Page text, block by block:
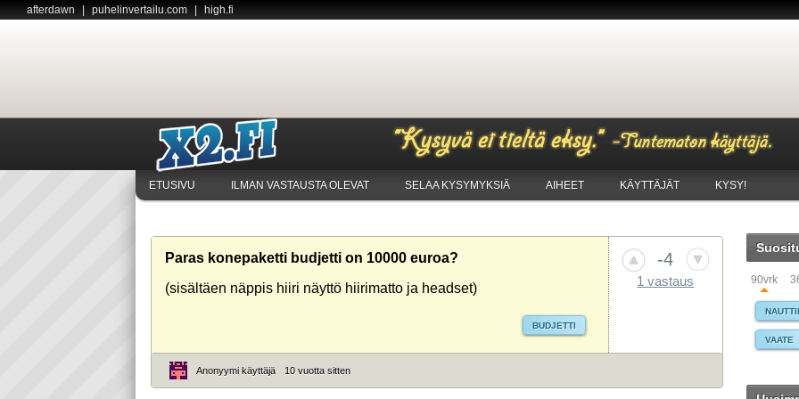
afterdawn puhelinvertailu.com high.fi
ETUSIVU ILMAN VASTAUSTA OLEVAT SELAA KYSYMYKSIÄ AIHEET KÄYTTÄJÄT KYSY!
Paras konepaketti budjetti on 10000 euroa?
(sisältäen näppis hiiri näyttö hiirimatto ja headset)
BUDJETTI
-4
1 vastaus
Anonyymi käyttäjä 10 vuotta sitten
90vrk
VAATE